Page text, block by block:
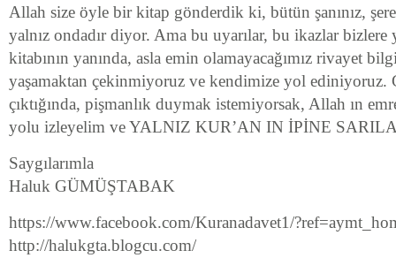
Allah size öyle bir kitap gönderdik ki, bütün şanınız,
yalnız ondadır diyor. Ama bu uyarılar, bu ikazlar
kitabının yanında, asla emin olamayacağımız rivayet
yaşamaktan çekinmiyoruz ve kendimize yol ediniyoruz.
çıktığında, pişmanlık duymak istemiyorsak, Allah ın
yolu izleyelim ve YALNIZ KUR’AN IN İPİNE
Saygılarımla
Haluk GÜMÜŞTABAK
https://www.facebook.com/Kuranadavet1/
http://halukgta.blogcu.com/